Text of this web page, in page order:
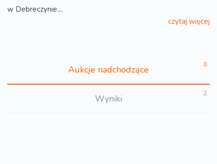
w Debreczynie....
czytaj więcej
Aukcje nadchodzące 0
Wyniki 2